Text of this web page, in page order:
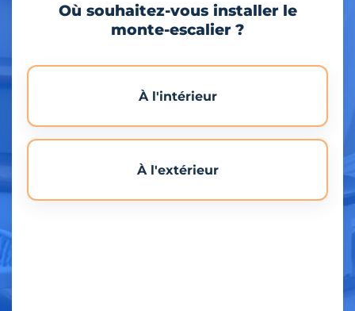
Où souhaitez-vous installer le
monte-escalier ?
À l'intérieur
À l'extérieur